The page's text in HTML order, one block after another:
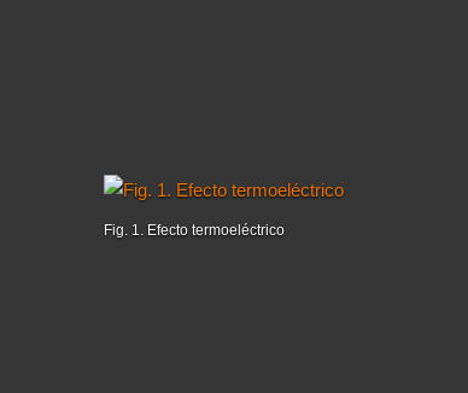
Fig. 1. Efecto termoeléctrico